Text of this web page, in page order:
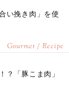
い挽き肉」を使
Gourmet / Recipe
？「豚こま肉」